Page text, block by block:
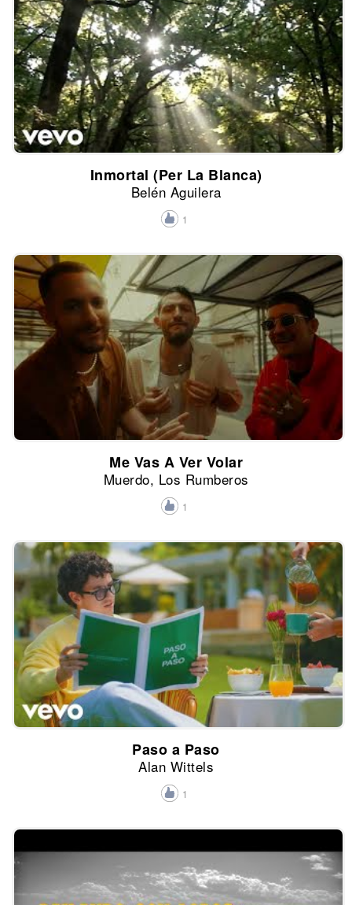
Inmortal (Per La Blanca)
Belén Aguilera
1
Me Vas A Ver Volar
Muerdo, Los Rumberos
1
Paso a Paso
Alan Wittels
1